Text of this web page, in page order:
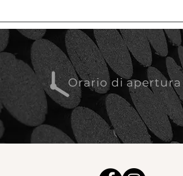
Orario di apertura